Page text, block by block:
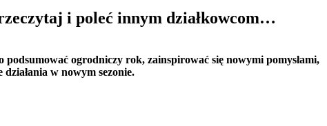
i poleć innym działkowcom…
ogrodniczy rok, zainspirować się nowymi pomysłami,
w nowym sezonie.